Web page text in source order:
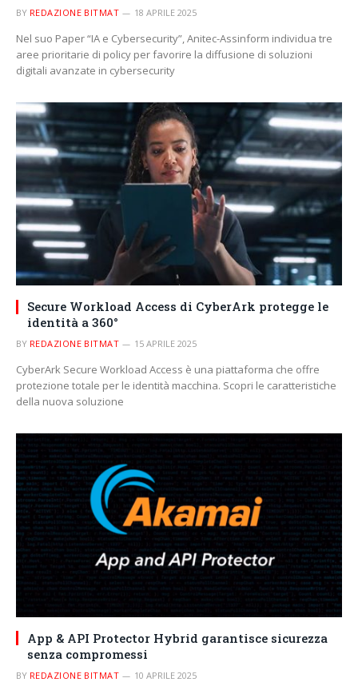
BY REDAZIONE BITMAT 18 APRILE 2025
Nel suo Paper “IA e Cybersecurity”, Anitec-Assinform individua tre
aree prioritarie di policy per favorire la diffusione di soluzioni
digitali avanzate in cybersecurity
Secure Workload Access di CyberArk protegge le
identità a 360°
BY REDAZIONE BITMAT 15 APRILE 2025
CyberArk Secure Workload Access è una piattaforma che offre
protezione totale per le identità macchina. Scopri le caratteristiche
della nuova soluzione
App & API Protector Hybrid garantisce sicurezza
senza compromessi
BY REDAZIONE BITMAT 10 APRILE 2025